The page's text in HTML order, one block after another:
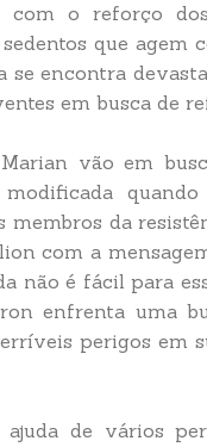
o reforço
que agem
encontra
em busca de
vão em
da
com a
não é fácil para
enfrenta uma
perigos em
de vários